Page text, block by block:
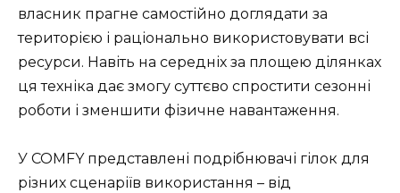
власник прагне самостійно доглядати за
територією і раціонально використовувати всі
ресурси. Навіть на середніх за площею ділянках
ця техніка дає змогу суттєво спростити сезонні
роботи і зменшити фізичне навантаження.
У COMFY представлені подрібнювачі гілок для
різних сценаріїв використання – від